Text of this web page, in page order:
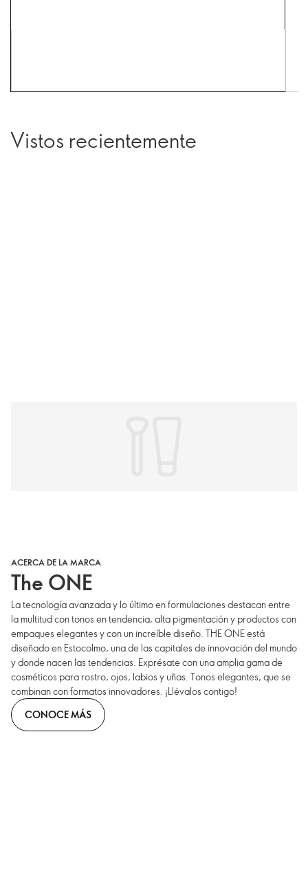
Vistos recientemente
ACERCA DE LA MARCA
The ONE
La tecnología avanzada y lo último en formulaciones destacan entre
la multitud con tonos en tendencia, alta pigmentación y productos con
empaques elegantes y con un increíble diseño. THE ONE está
diseñado en Estocolmo, una de las capitales de innovación del mundo
y donde nacen las tendencias. Exprésate con una amplia gama de
cosméticos para rostro, ojos, labios y uñas. Tonos elegantes, que se
combinan con formatos innovadores. ¡Llévalos contigo!
CONOCE MÁS